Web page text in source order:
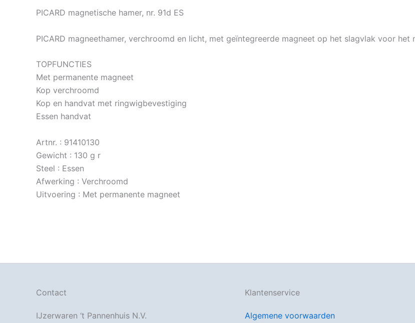
PICARD magnetische hamer, nr. 91d ES
PICARD magneethamer, verchroomd en licht, met geïntegreerde magneet op het slagvlak voor
TOPFUNCTIES
Met permanente magneet
Kop verchroomd
Kop en handvat met ringwigbevestiging
Essen handvat
Artnr. : 91410130
Gewicht : 130 g r
Steel : Essen
Afwerking : Verchroomd
Uitvoering : Met permanente magneet
Contact
IJzerwaren ‘t Pannenhuis N.V.
Klantenservice
Algemene voorwaarden